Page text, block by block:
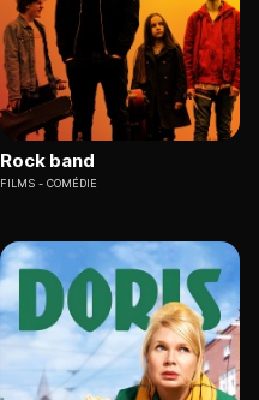
Rock band
FILMS COMÉDIE